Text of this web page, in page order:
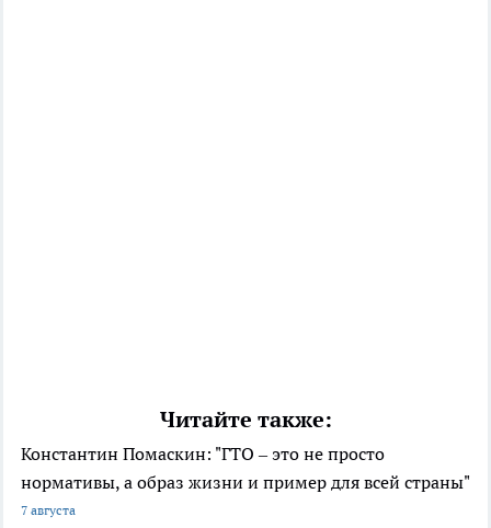
Читайте также:
Константин Помаскин: "ГТО – это не просто
нормативы, а образ жизни и пример для всей страны"
7 августа